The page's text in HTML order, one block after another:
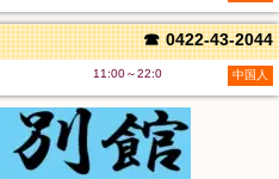
☎ 0422-43-2044
11:00～22:0 中国人